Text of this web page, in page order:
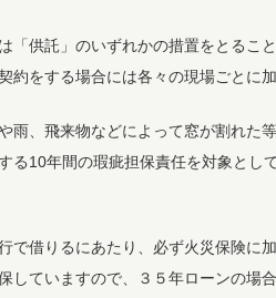
供託」のいずれかの措置をとるこ
をする場合には各々の現場ごとに加
、飛来物などによって窓が割れた
10年間の瑕疵担保責任を対象として
借りるにあたり、必ず火災保険に
ていますので、３５年ローンの場